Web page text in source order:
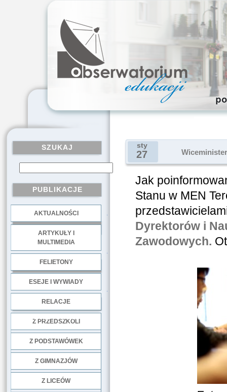
SZUKAJ
PUBLIKACJE
AKTUALNOŚCI
ARTYKUŁY I
MULTIMEDIA
FELIETONY
ESEJE I WYWIADY
RELACJE
Z PRZEDSZKOLI
Z PODSTAWÓWEK
Z GIMNAZJÓW
Z LICEÓW
sty
27
Jak
Stanu w MEN
Dyrektorów i
Zawodowych.